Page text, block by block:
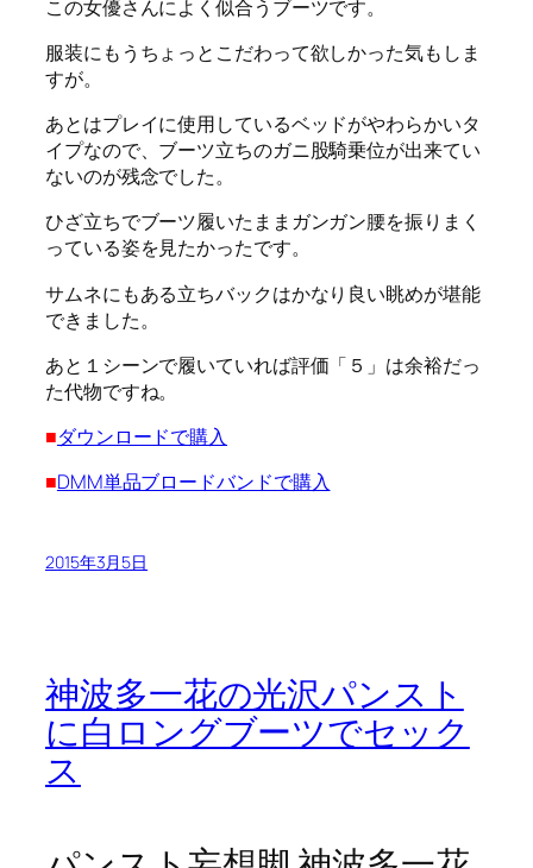
この女優さんによく似合うブーツです。
服装にもうちょっとこだわって欲しかった気もしま
すが。
あとはプレイに使用しているベッドがやわらかいタ
イプなので、ブーツ立ちのガニ股騎乗位が出来てい
ないのが残念でした。
ひざ立ちでブーツ履いたままガンガン腰を振りまく
っている姿を見たかったです。
サムネにもある立ちバックはかなり良い眺めが堪能
できました。
あと１シーンで履いていれば評価「５」は余裕だっ
た代物ですね。
■ダウンロードで購入
■DMM単品ブロードバンドで購入
2015年3月5日
神波多一花の光沢パンスト
に白ロングブーツでセック
ス